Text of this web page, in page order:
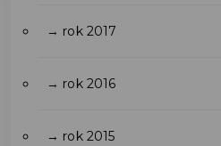
→ rok 2017
→ rok 2016
→ rok 2015